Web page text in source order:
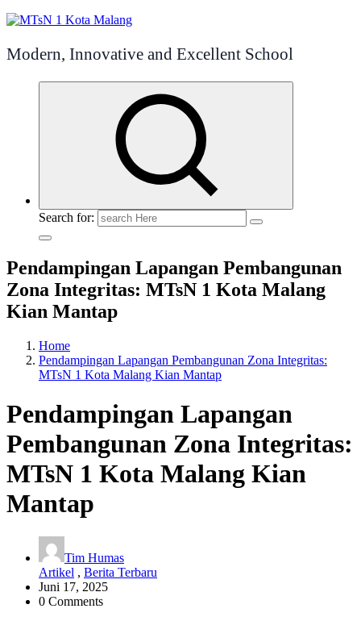
Modern, Innovative and Excellent School
Search for:
Pendampingan Lapangan Pembangunan
Zona Integritas: MTsN 1 Kota Malang
Kian Mantap
Home
Pendampingan Lapangan Pembangunan Zona Integritas:
MTsN 1 Kota Malang Kian Mantap
Pendampingan Lapangan
Pembangunan Zona Integritas:
MTsN 1 Kota Malang Kian
Mantap
Tim Humas
Artikel , Berita Terbaru
Juni 17, 2025
0 Comments